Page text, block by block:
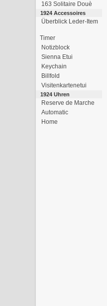
163 Solitaire Douè
1924 Accessoires
Überblick Leder-Item
Timer
Notizblock
Sienna Etui
Keychain
Billfold
Visitenkartenetui
1924 Uhren
Reserve de Marche
Automatic
Home